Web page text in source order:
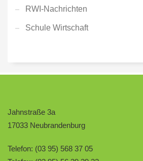
RWI-Nachrichten
Schule Wirtschaft
Jahnstraße 3a
17033 Neubrandenburg
Telefon: (03 95) 568 37 05